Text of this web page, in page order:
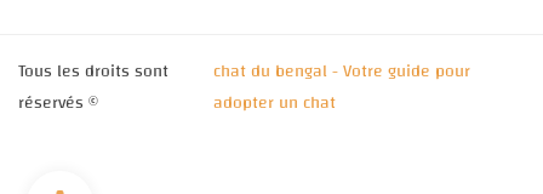
Tous les droits sont
réservés ©
chat du bengal - Votre guide pour
adopter un chat